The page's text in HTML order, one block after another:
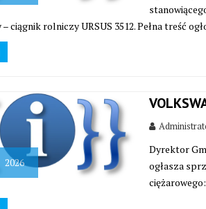
ciągnik rolniczy URSUS 3512. Pełna treść
2026
Dyrektor
ogłasza